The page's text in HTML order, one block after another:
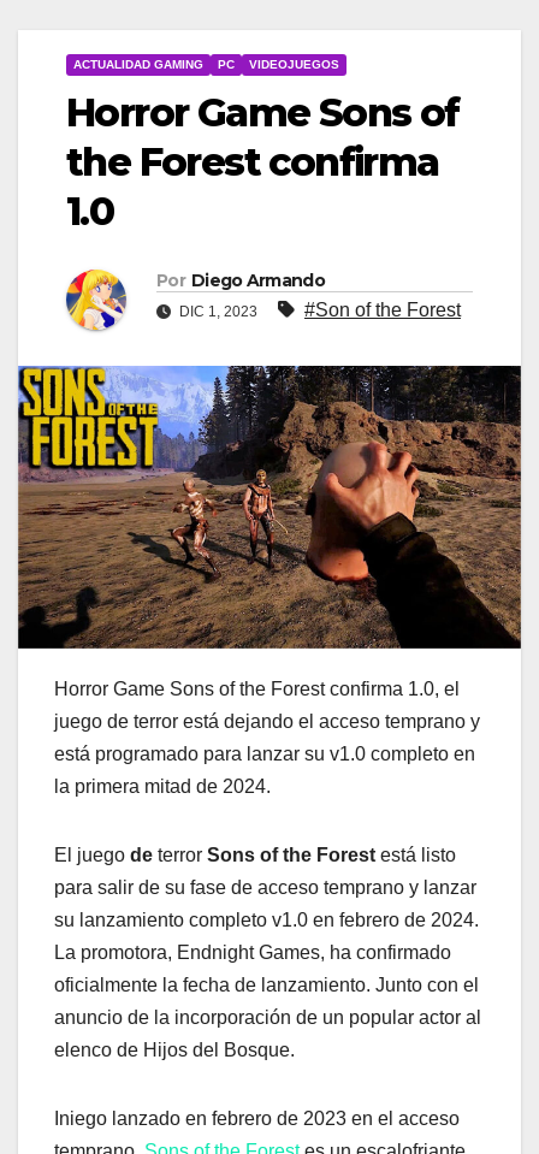
ACTUALIDAD GAMING PC VIDEOJUEGOS
Horror Game Sons of
the Forest confirma
1.0
Por Diego Armando
DIC 1, 2023 #Son of the Forest
Horror Game Sons of the Forest confirma 1.0, el
juego de terror está dejando el acceso temprano y
está programado para lanzar su v1.0 completo en
la primera mitad de 2024.
El juego de terror Sons of the Forest está listo
para salir de su fase de acceso temprano y lanzar
su lanzamiento completo v1.0 en febrero de 2024.
La promotora, Endnight Games, ha confirmado
oficialmente la fecha de lanzamiento. Junto con el
anuncio de la incorporación de un popular actor al
elenco de Hijos del Bosque.
Iniego lanzado en febrero de 2023 en el acceso